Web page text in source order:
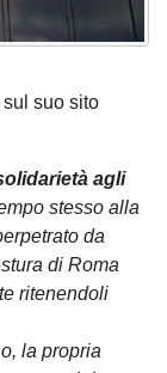
suo sito
agli
stesso alla
da
di Roma
ritenendoli
la propria